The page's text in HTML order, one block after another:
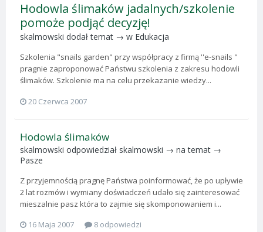
Hodowla ślimaków jadalnych/szkolenie
pomoże podjąć decyzję!
skalmowski dodał temat → w Edukacja
Szkolenia "snails garden" przy współpracy z firmą ''e-snails "
pragnie zaproponować Państwu szkolenia z zakresu hodowli
ślimaków. Szkolenie ma na celu przekazanie wiedzy...
20 Czerwca 2007
Hodowla ślimaków
skalmowski odpowiedział skalmowski → na temat →
Pasze
Z przyjemnością pragnę Państwa poinformować, że po upływie
2 lat rozmów i wymiany doświadczeń udało się zainteresować
mieszalnie pasz która to zajmie się skomponowaniem i...
16 Maja 2007
8 odpowiedzi